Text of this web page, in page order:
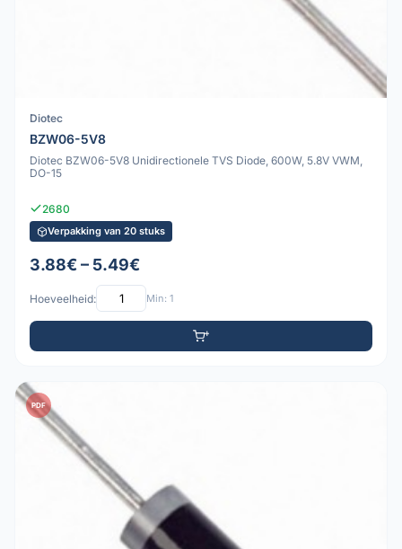
Diotec
BZW06-5V8
Diotec BZW06-5V8 Unidirectionele TVS Diode, 600W, 5.8V VWM,
DO-15
2680
Verpakking van 20 stuks
3.88€ – 5.49€
Hoeveelheid: Min: 1
PDF